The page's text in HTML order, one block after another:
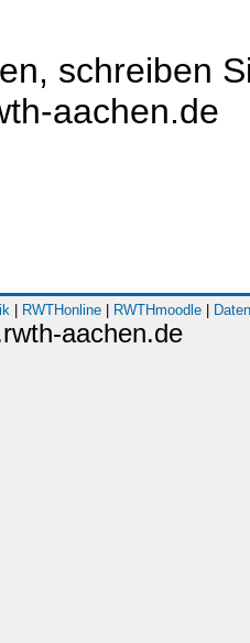
schreiben
aachen.de
RWTHonline RWTHmoodle
aachen.de